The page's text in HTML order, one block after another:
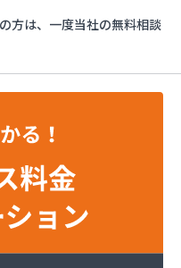
蒲郡営業所
吉良営業所
新城営業所
西尾営業所
尾張支店 春日井営
豊川営業所
方は、一度当社の無料相談